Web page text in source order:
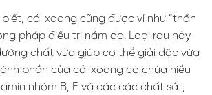
cải xoong cũng được ví như “thần
pháp điều trị nám da. Loại rau này
chất vừa giúp cơ thể giải độc vừa
phần của cải xoong có chứa hiều
nhóm B, E và các các chất sắt,